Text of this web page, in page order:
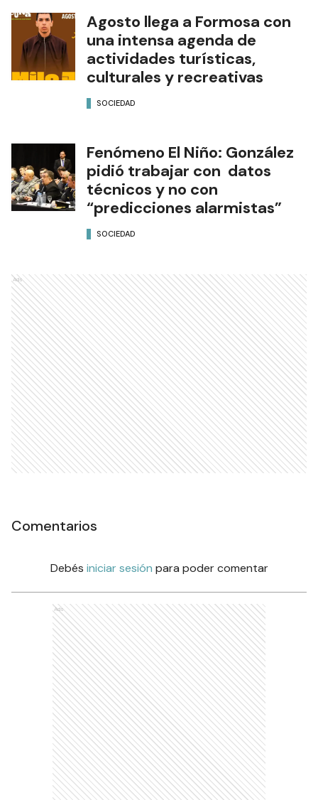
Agosto llega a Formosa con
una intensa agenda de
actividades turísticas,
culturales y recreativas
SOCIEDAD
Fenómeno El Niño: González
pidió trabajar con datos
técnicos y no con
“predicciones alarmistas”
SOCIEDAD
Ads
Comentarios
Debés iniciar sesión para poder comentar
Ads